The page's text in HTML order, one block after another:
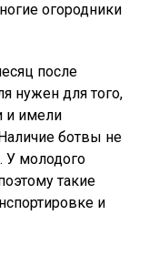
огородники
после
нужен для того,
и имели
ботвы не
У молодого
такие
и